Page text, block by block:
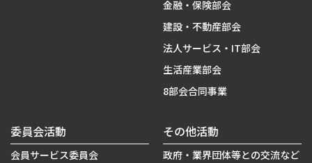
金融・保険部会
建設・不動産部会
法人サービス・IT部会
生活産業部会
8部会合同事業
委員会活動
会員サービス委員会
その他活動
政府・業界団体等との交流など